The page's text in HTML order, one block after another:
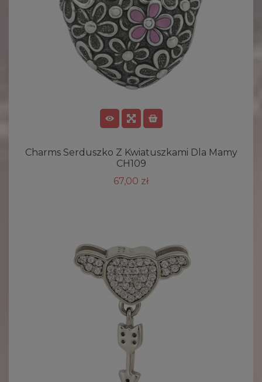
Charms Serduszko Z Kwiatuszkami Dla Mamy
CH109
67,00 zł